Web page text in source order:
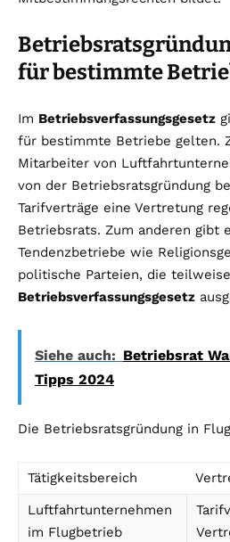
für bestimmte
Im Betriebsverfassungsgesetz
für bestimmte Betriebe gelten.
Mitarbeiter von
von der Betriebsratsgründung
Tarifverträge eine Vertretung
Betriebsrats. Zum anderen gibt
Tendenzbetriebe wie
politische Parteien, die
Betriebsverfassungsgesetz
Siehe auch: Betriebsrat
Tipps 2024
Die Betriebsratsgründung in
Tätigkeitsbereich
Luftfahrtunternehmen
im Flugbetrieb